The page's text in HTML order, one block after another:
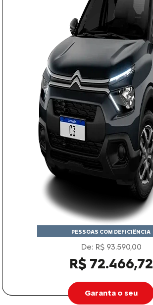
PESSOAS COM DEFICIÊNCIA
De: R$ 93.590,00
R$ 72.466,72
Garanta o seu